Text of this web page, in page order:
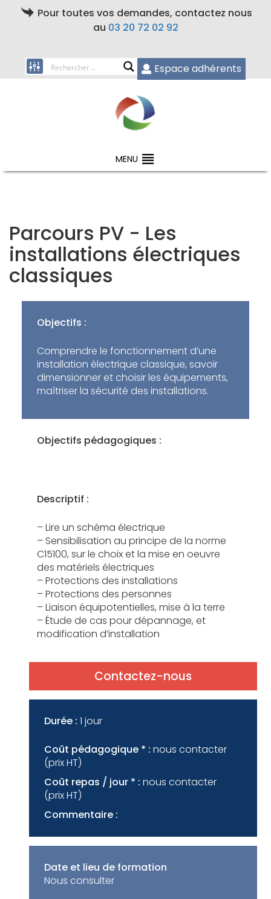
Pour toutes vos demandes, contactez nous
au 03 20 72 02 92
Espace adhérents
MENU
Parcours PV - Les
installations électriques
classiques
Objectifs :
Comprendre le fonctionnement d’une
installation électrique classique, savoir
dimensionner et choisir les équipements,
maîtriser la sécurité des installations.
Objectifs pédagogiques :
Descriptif :
– Lire un schéma électrique
– Sensibilisation au principe de la norme
C15100, sur le choix et la mise en oeuvre
des matériels électriques
– Protections des installations
– Protections des personnes
– Liaison équipotentielles, mise à la terre
– Étude de cas pour dépannage, et
modification d’installation
Contactez-nous
Durée : 1 jour
Coût pédagogique * :nous contacter
(prix HT)
Coût repas / jour * : nous contacter
(prix HT)
Commentaire :
Date et lieu de formation
Nous consulter